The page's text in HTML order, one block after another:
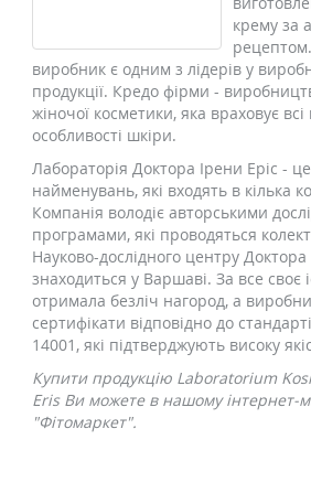
крему за
виробник є одним з лідерів у
продукції. Кредо фірми -
жіночої косметики, яка враховує
особливості шкіри.
Лабораторія Доктора Ірени Еріс -
найменувань, які входять в кілька
Компанія володіє авторськими
програмами, які проводяться
Науково-дослідного центру
знаходиться у Варшаві. За все своє
отримала безліч нагород, а
сертифікати відповідно до
14001, які підтверджують високу
Купити продукцію Laboratorium
Eris Ви можете в нашому інтернет-
"Фітомаркет".